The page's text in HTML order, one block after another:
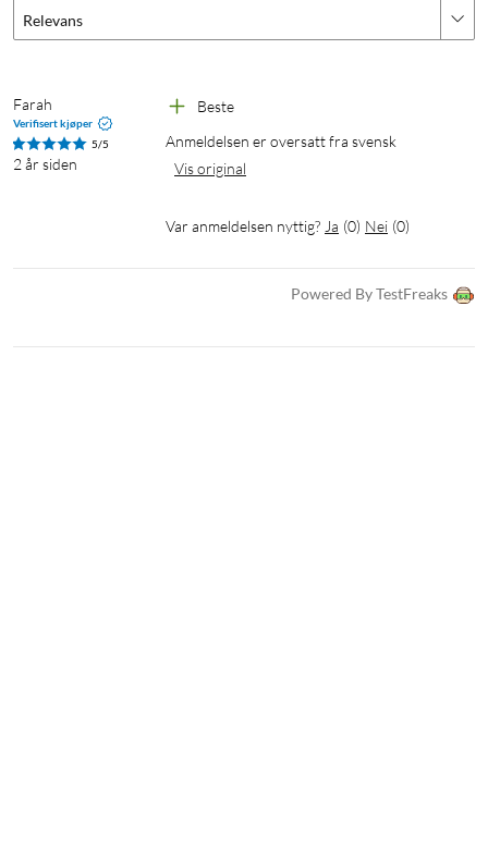
kabeldiameter for terminaler: 6 mm² (AWG10).
Driftstemperatur: -30 °C til 60 °C. Mål: 100x113x60 mm. Vekt:
Relevans
Farah
Verifisert kjøper
5/5
2 år siden
Beste
Anmeldelsen er oversatt fra svensk
Vis original
Var anmeldelsen nyttig? Ja (0) Nei (0)
Powered By TestFreaks